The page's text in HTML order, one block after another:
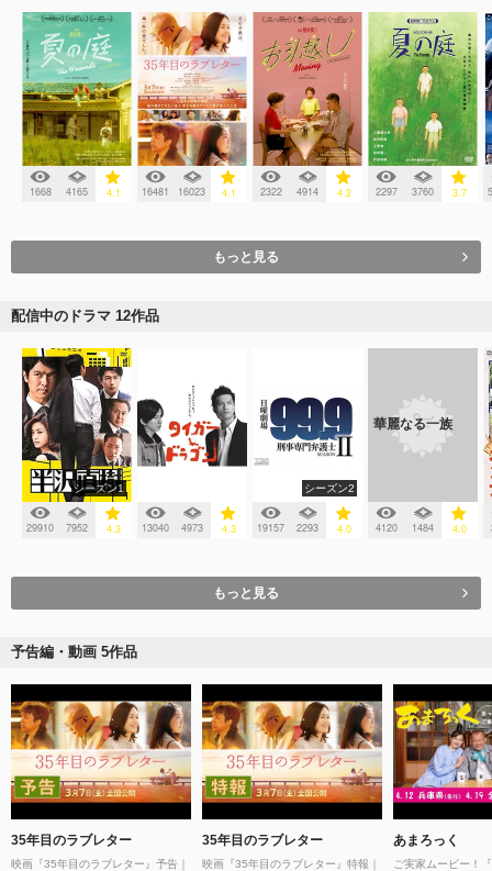
1668 4165 4.1 16481 16023 4.1 2322 4914 4.2 2297 3760 3.7
もっと見る
配信中のドラマ 12作品
シーズン1
29910 7952 4.3 13040 4973 4.3
シーズン2
19157 2293 4.0
華麗なる一族
4120 1484 4.0
もっと見る
予告編・動画 5作品
35年目のラブレター
映画『35年目のラブレター』予告｜
35年目のラブレター
映画『35年目のラブレター』特報｜
あまろっく
ご実家ムービー！